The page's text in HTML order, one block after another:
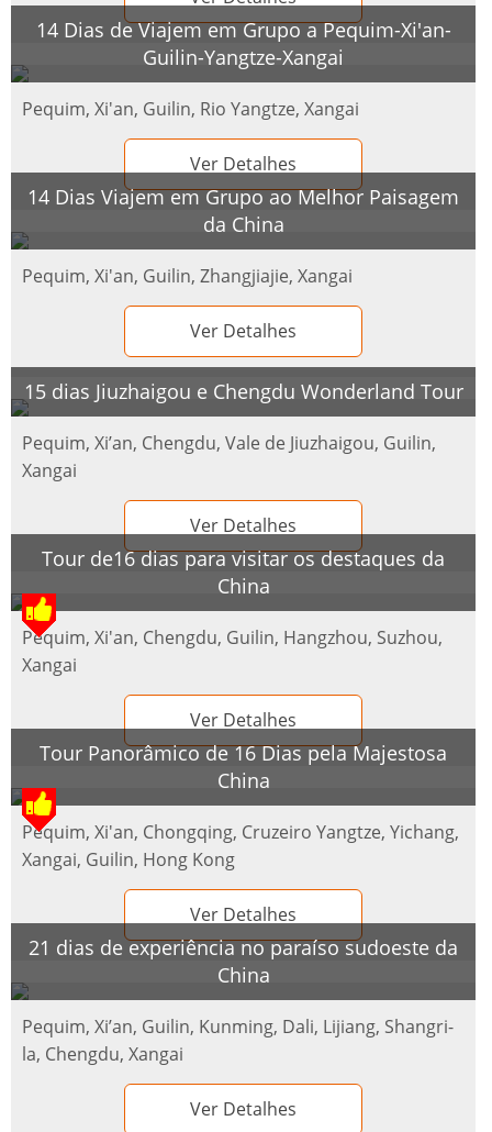
14 Dias de Viajem em Grupo a Pequim-Xi'an-
Guilin-Yangtze-Xangai
Pequim, Xi'an, Guilin, Rio Yangtze, Xangai
Ver Detalhes
14 Dias Viajem em Grupo ao Melhor Paisagem
da China
Pequim, Xi'an, Guilin, Zhangjiajie, Xangai
Ver Detalhes
15 dias Jiuzhaigou e Chengdu Wonderland Tour
Pequim, Xi’an, Chengdu, Vale de Jiuzhaigou, Guilin,
Xangai
Ver Detalhes
Tour de16 dias para visitar os destaques da
China
Pequim, Xi'an, Chengdu, Guilin, Hangzhou, Suzhou,
Xangai
Ver Detalhes
Tour Panorâmico de 16 Dias pela Majestosa
China
Pequim, Xi'an, Chongqing, Cruzeiro Yangtze, Yichang,
Xangai, Guilin, Hong Kong
Ver Detalhes
21 dias de experiência no paraíso sudoeste da
China
Pequim, Xi’an, Guilin, Kunming, Dali, Lijiang, Shangri-
la, Chengdu, Xangai
Ver Detalhes